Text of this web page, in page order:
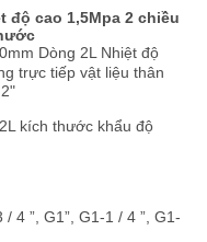
độ cao 1,5Mpa 2 chiều
Dòng 2L Nhiệt độ
trực tiếp vật liệu thân
kích thước khẩu độ
4 ”, G1”, G1-1 / 4 ”, G1-